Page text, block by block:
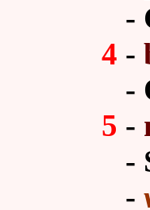
-
4 -
-
5 -
-
-